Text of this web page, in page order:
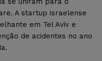
A startup israelense
em Tel Aviv e
de acidentes no ano